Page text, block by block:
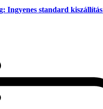
Ingyenes standard kiszállítás